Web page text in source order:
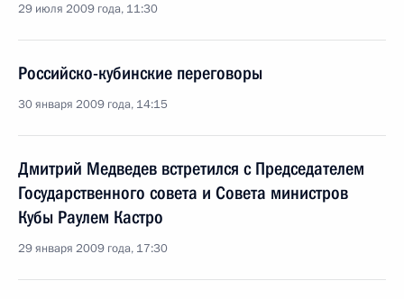
29 июля 2009 года, 11:30
Российско-кубинские переговоры
30 января 2009 года, 14:15
Дмитрий Медведев встретился с Председателем
Государственного совета и Совета министров
Кубы Раулем Кастро
29 января 2009 года, 17:30